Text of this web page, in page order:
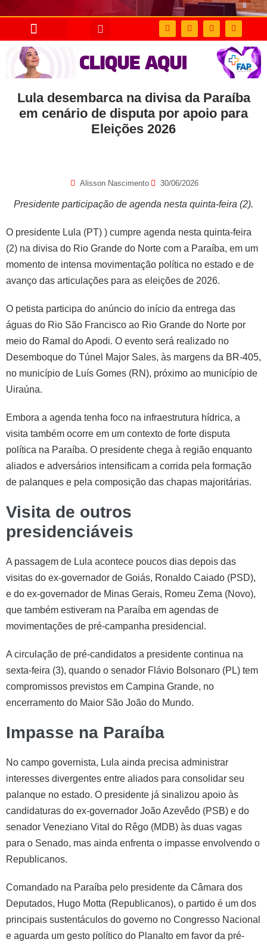
Lula desembarca na divisa da Paraíba
em cenário de disputa por apoio para
Eleições 2026
Alisson Nascimento 30/06/2026
Presidente participação de agenda nesta quinta-feira (2).
O presidente Lula (PT) ) cumpre agenda nesta quinta-feira
(2) na divisa do Rio Grande do Norte com a Paraíba, em um
momento de intensa movimentação política no estado e de
avanço das articulações para as eleições de 2026.
O petista participa do anúncio do início da entrega das
águas do Rio São Francisco ao Rio Grande do Norte por
meio do Ramal do Apodi. O evento será realizado no
Desemboque do Túnel Major Sales, às margens da BR-405,
no município de Luís Gomes (RN), próximo ao município de
Uiraúna.
Embora a agenda tenha foco na infraestrutura hídrica, a
visita também ocorre em um contexto de forte disputa
política na Paraíba. O presidente chega à região enquanto
aliados e adversários intensificam a corrida pela formação
de palanques e pela composição das chapas majoritárias.
Visita de outros
presidenciáveis
A passagem de Lula acontece poucos dias depois das
visitas do ex-governador de Goiás, Ronaldo Caiado (PSD),
e do ex-governador de Minas Gerais, Romeu Zema (Novo),
que também estiveram na Paraíba em agendas de
movimentações de pré-campanha presidencial.
A circulação de pré-candidatos a presidente continua na
sexta-feira (3), quando o senador Flávio Bolsonaro (PL) tem
compromissos previstos em Campina Grande, no
encerramento do Maior São João do Mundo.
Impasse na Paraíba
No campo governista, Lula ainda precisa administrar
interesses divergentes entre aliados para consolidar seu
palanque no estado. O presidente já sinalizou apoio às
candidaturas do ex-governador João Azevêdo (PSB) e do
senador Veneziano Vital do Rêgo (MDB) às duas vagas
para o Senado, mas ainda enfrenta o impasse envolvendo o
Republicanos.
Comandado na Paraíba pelo presidente da Câmara dos
Deputados, Hugo Motta (Republicanos), o partido é um dos
principais sustentáculos do governo no Congresso Nacional
e aguarda um gesto político do Planalto em favor da pré-